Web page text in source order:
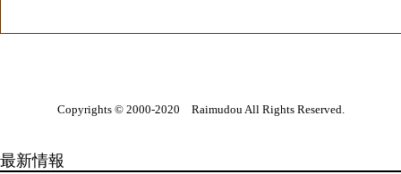
Copyrights © 2000-2020 Raimudou All Rights Reserved.
最新情報